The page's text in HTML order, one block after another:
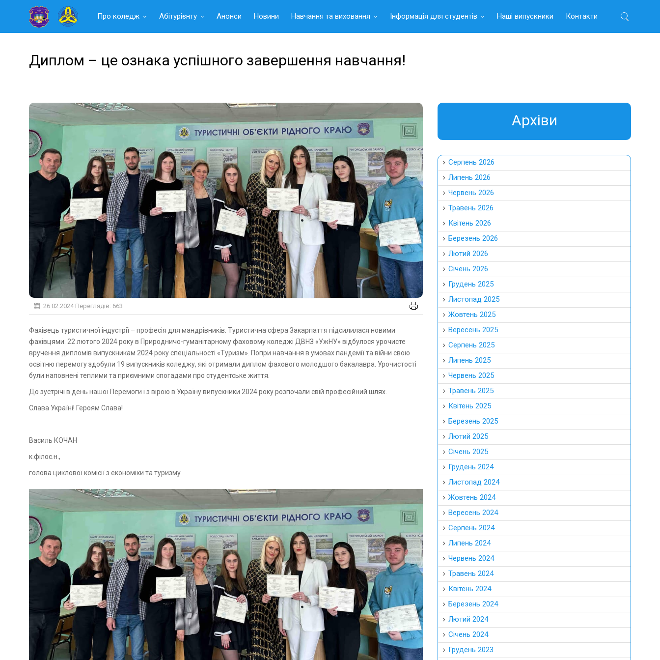
Читать
Про коледж Абітурієнту Анонси Новини Навчання та виховання Інформація для студентів Наші випускники Контакти
Диплом – це ознака успішного завершення навчання!
26.02.2024Переглядів: 663
Фахівець туристичної індустрії – професія для мандрівників. Туристична сфера Закарпаття підсилилася новими
фахівцями. 22 лютого 2024 року в Природничо-гуманітарному фаховому коледжі ДВНЗ «УжНУ» відбулося урочисте
вручення дипломів випускникам 2024 року спеціальності «Туризм». Попри навчання в умовах пандемії та війни свою
освітню перемогу здобули 19 випускників коледжу, які отримали диплом фахового молодшого бакалавра. Урочистості
були наповнені теплими та приємними спогадами про студентське життя.
До зустрічі в день нашої Перемоги і з вірою в Україну випускники 2024 року розпочали свій професійний шлях.
Слава Україні! Героям Слава!
Василь КОЧАН
к.філос.н.,
голова циклової комісії з економіки та туризму
Aрхіви
Серпень 2026
Липень 2026
Червень 2026
Травень 2026
Квітень 2026
Березень 2026
Лютий 2026
Січень 2026
Грудень 2025
Листопад 2025
Жовтень 2025
Вересень 2025
Серпень 2025
Липень 2025
Червень 2025
Травень 2025
Квітень 2025
Березень 2025
Лютий 2025
Січень 2025
Грудень 2024
Листопад 2024
Жовтень 2024
Вересень 2024
Серпень 2024
Липень 2024
Червень 2024
Травень 2024
Квітень 2024
Березень 2024
Лютий 2024
Січень 2024
Грудень 2023